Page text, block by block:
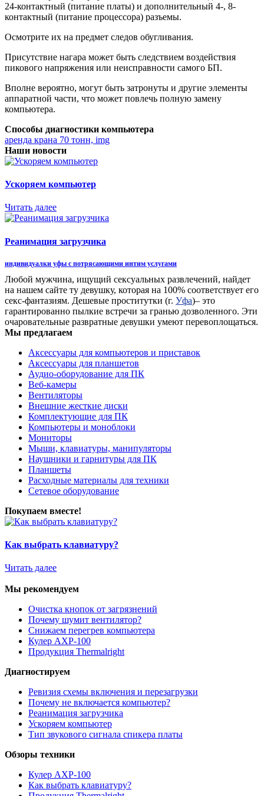
24-контактный (питание платы) и дополнительный 4-, 8-
контактный (питание процессора) разъемы.
Осмотрите их на предмет следов обугливания.
Присутствие нагара может быть следствием воздействия
пикового напряжения или неисправности самого БП.
Вполне вероятно, могут быть затронуты и другие элементы
аппаратной части, что может повлечь полную замену
компьютера.
Способы диагностики компьютера
аренда крана 70 тонн, img
Наши новости
Ускоряем компьютер
Читать далее
Реанимация загрузчика
индивидуалки уфы с потрясающими интим услугами
Любой мужчина, ищущий сексуальных развлечений, найдет
на нашем сайте ту девушку, которая на 100% соответствует его
секс-фантазиям. Дешевые проститутки (г. Уфа)– это
гарантированно пылкие встречи за гранью дозволенного. Эти
очаровательные развратные девушки умеют перевоплощаться.
Мы предлагаем
Аксессуары для компьютеров и приставок
Аксессуары для планшетов
Аудио-оборудование для ПК
Веб-камеры
Вентиляторы
Внешние жесткие диски
Комплектующие для ПК
Компьютеры и моноблоки
Мониторы
Мыши, клавиатуры, манипуляторы
Наушники и гарнитуры для ПК
Планшеты
Расходные материалы для техники
Сетевое оборудование
Покупаем вместе!
Как выбрать клавиатуру?
Читать далее
Мы рекомендуем
Очистка кнопок от загрязнений
Почему шумит вентилятор?
Снижаем перегрев компьютера
Кулер AXP-100
Продукция Thermalright
Диагностируем
Ревизия схемы включения и перезагрузки
Почему не включается компьютер?
Реанимация загрузчика
Ускоряем компьютер
Тип звукового сигнала спикера платы
Обзоры техники
Кулер AXP-100
Как выбрать клавиатуру?